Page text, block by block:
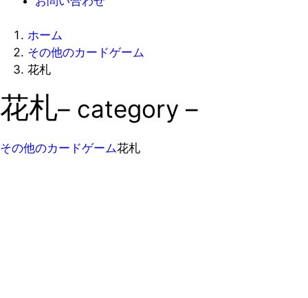
ホーム
その他のカードゲーム
花札
花札– category –
その他のカードゲーム花札